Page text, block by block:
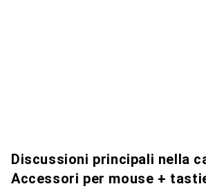
Discussioni principali nella
Accessori per mouse +